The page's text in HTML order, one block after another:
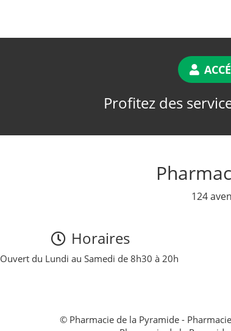
Profitez des
124
Horaires
Ouvert du Lundi au Samedi de 8h30 à 20h
© Pharmacie de la Pyramide -